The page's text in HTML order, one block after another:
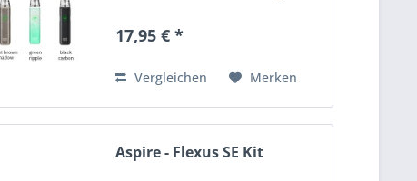
Anfänger geeignet Integrierter
17,95 € *
Vergleichen Merken
Aspire - Flexus SE Kit